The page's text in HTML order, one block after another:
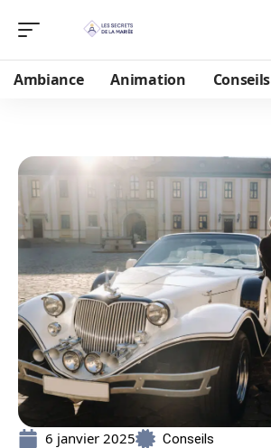
Ambiance Animation Conseils
6 janvier 2025 Conseils